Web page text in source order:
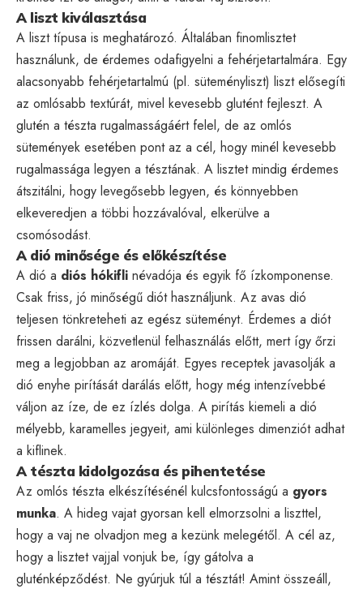
A liszt kiválasztása
A liszt típusa is meghatározó. Általában finomlisztet
használunk, de érdemes odafigyelni a fehérjetartalmára. Egy
alacsonyabb fehérjetartalmú (pl. süteményliszt) liszt elősegíti
az omlósabb textúrát, mivel kevesebb glutént fejleszt. A
glutén a tészta rugalmasságáért felel, de az omlós
sütemények esetében pont az a cél, hogy minél kevesebb
rugalmassága legyen a tésztának. A lisztet mindig érdemes
átszitálni, hogy levegősebb legyen, és könnyebben
elkeveredjen a többi hozzávalóval, elkerülve a
csomósodást.
A dió minősége és előkészítése
A dió a diós hókifli névadója és egyik fő ízkomponense.
Csak friss, jó minőségű diót használjunk. Az avas dió
teljesen tönkreteheti az egész süteményt. Érdemes a diót
frissen darálni, közvetlenül felhasználás előtt, mert így őrzi
meg a legjobban az aromáját. Egyes receptek javasolják a
dió enyhe pirítását darálás előtt, hogy még intenzívebbé
váljon az íze, de ez ízlés dolga. A pirítás kiemeli a dió
mélyebb, karamelles jegyeit, ami különleges dimenziót adhat
a kiflinek.
A tészta kidolgozása és pihentetése
Az omlós tészta elkészítésénél kulcsfontosságú a gyors
munka. A hideg vajat gyorsan kell elmorzsolni a liszttel,
hogy a vaj ne olvadjon meg a kezünk melegétől. A cél az,
hogy a lisztet vajjal vonjuk be, így gátolva a
gluténképződést. Ne gyúrjuk túl a tésztát! Amint összeáll,